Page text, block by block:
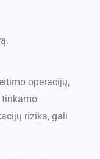
operacijų,
tinkamo
rizika, gali